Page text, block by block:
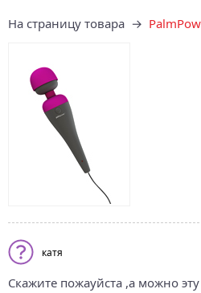
На страницу товара →
катя
Скажите пожауйста ,а можно